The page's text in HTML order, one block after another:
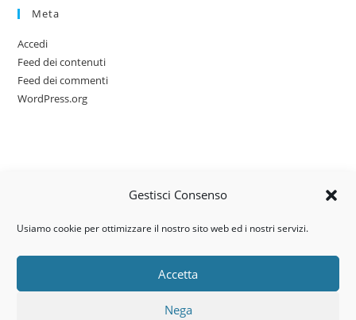
Gestisci Consenso
Usiamo cookie per ottimizzare il nostro sito web ed i nostri servizi.
Accetta
Nega
Meta
Accedi
Feed dei contenuti
Feed dei commenti
WordPress.org
Via dell’artigianato, 14 – 31030